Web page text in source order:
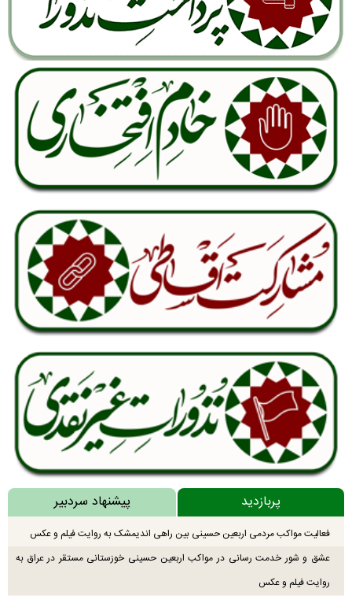
پربازدید پیشنهاد سردبیر
فعالیت مواکب مردمی اربعین حسینی بین راهی اندیمشک به روایت فیلم و عکس
عشق و شور خدمت رسانی در مواکب اربعین حسینی خوزستانی مستقر در عراق به
روایت فیلم و عکس